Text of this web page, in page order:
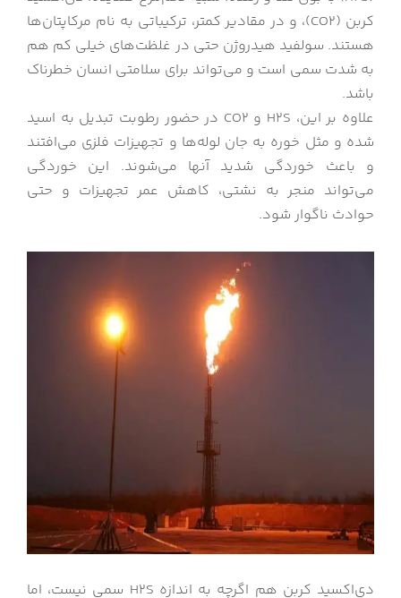
کربن (CO2)، و در مقادیر کمتر، ترکیباتی به نام مرکاپتان‌ها
هستند. سولفید هیدروژن حتی در غلظت‌های خیلی کم هم
به شدت سمی است و می‌تواند برای سلامتی انسان خطرناک
باشد.
علاوه بر این، H2S و CO2 در حضور رطوبت تبدیل به اسید
شده و مثل خوره به جان لوله‌ها و تجهیزات فلزی می‌افتند
و باعث خوردگی شدید آنها می‌شوند. این خوردگی
می‌تواند منجر به نشتی، کاهش عمر تجهیزات و حتی
حوادث ناگوار شود.
دی‌اکسید کربن هم اگرچه به اندازه H2S سمی نیست، اما